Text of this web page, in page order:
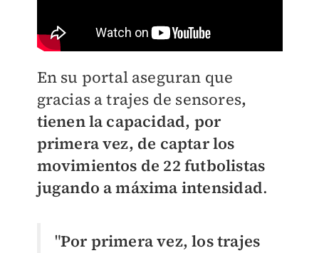
En su portal aseguran que
gracias a trajes de sensores,
tienen la capacidad, por
primera vez, de captar los
movimientos de 22 futbolistas
jugando a máxima intensidad.
"Por primera vez, los trajes